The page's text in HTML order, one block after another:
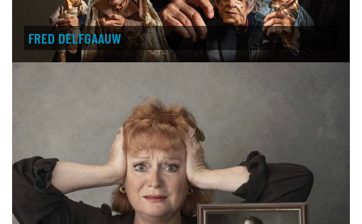
FRED DELFGAAUW